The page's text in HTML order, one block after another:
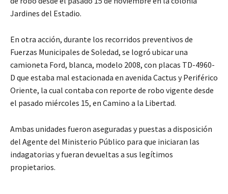
Jardines del Estadio.
En otra acción, durante los recorridos preventivos de
Fuerzas Municipales de Soledad, se logró ubicar una
camioneta Ford, blanca, modelo 2008, con placas TD-4960-
D que estaba mal estacionada en avenida Cactus y Periférico
Oriente, la cual contaba con reporte de robo vigente desde
el pasado miércoles 15, en Camino a la Libertad.
Ambas unidades fueron aseguradas y puestas a disposición
del Agente del Ministerio Público para que iniciaran las
indagatorias y fueran devueltas a sus legítimos
propietarios.